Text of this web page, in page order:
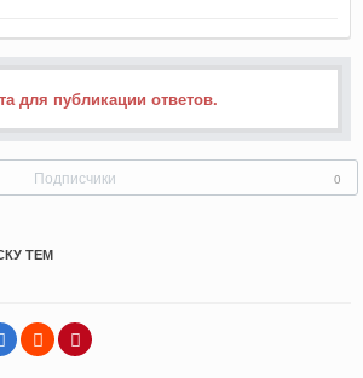
для публикации ответов.
Подписчики 0
ТЕМ